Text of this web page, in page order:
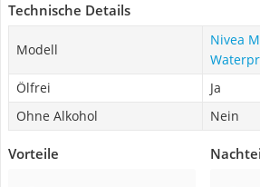
Technische Details
Modell
Nivea
Ölfrei
Ja
Ohne Alkohol
Nein
Vorteile